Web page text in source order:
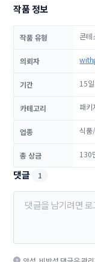
작품 정보
작품 유형 콘테
의뢰자
기간 15일
카테고리 패키
업종 식품
총 상금 130
댓글 1